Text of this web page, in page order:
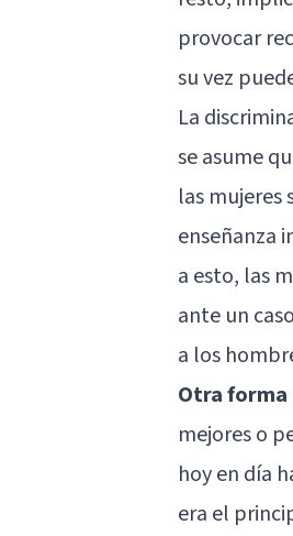
provocar
su vez
La
se asume
las mujeres
enseñanza
a esto, las
ante un
a los
Otra forma
mejores o
hoy en día
era el